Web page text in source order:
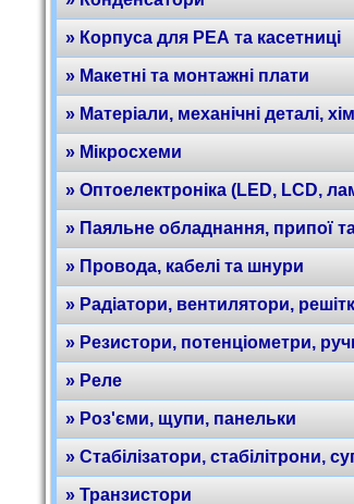
» Корпуса для РЕА та касетниці
» Макетні та монтажні плати
» Матеріали, механічні деталі,
» Мікросхеми
» Оптоелектроніка (LED, LCD,
» Паяльне обладнання, припої
» Провода, кабелі та шнури
» Радіатори, вентилятори,
» Резистори, потенціометри,
» Реле
» Роз'єми, щупи, панельки
» Стабілізатори, стабілітрони,
» Транзистори